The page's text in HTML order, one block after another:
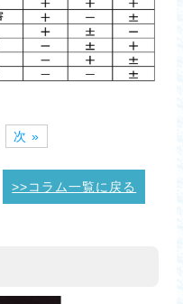
次 »
>>コラム一覧に戻る